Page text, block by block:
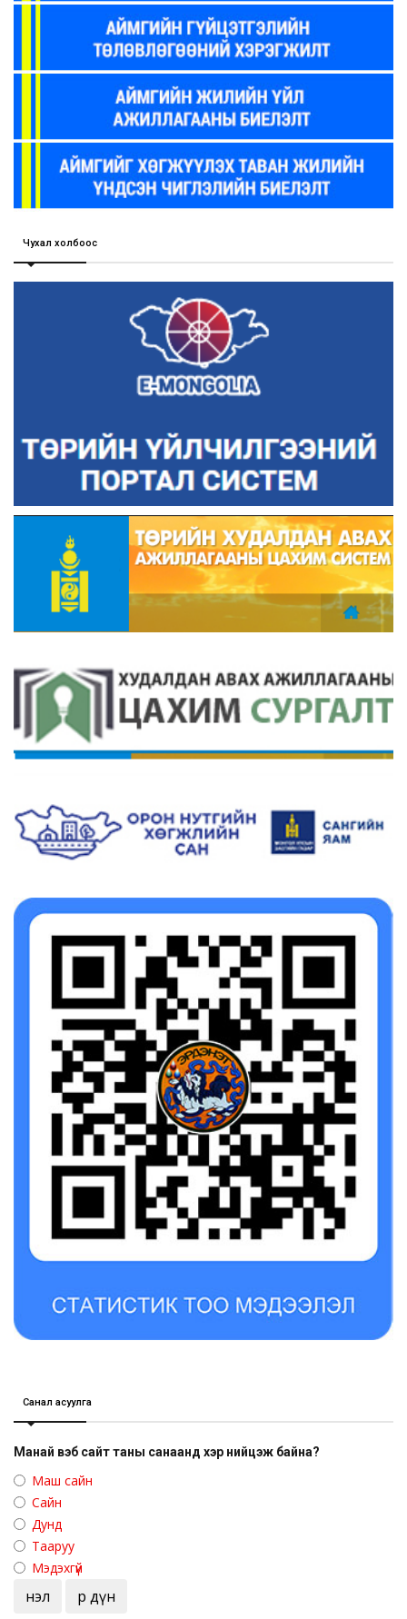
Чухал холбоос
Санал асуулга
Манай вэб сайт таны санаанд хэр нийцэж байна?
Маш сайн
Сайн
Дунд
Тааруу
Мэдэхгүй
Үнэл Үр дүн